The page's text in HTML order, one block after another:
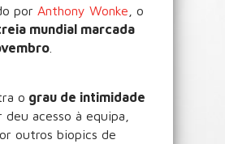
por Anthony Wonke , o
mundial marcada
o grau de intimidade
acesso à equipa,
outros biopics de